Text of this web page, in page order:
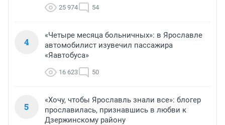
25 974 54
4
«Четыре месяца больничных»: в Ярославле
автомобилист изувечил пассажира
«Яавтобуса»
16 623 50
5
«Хочу, чтобы Ярославль знали все»: блогер
прославилась, признавшись в любви к
Дзержинскому району